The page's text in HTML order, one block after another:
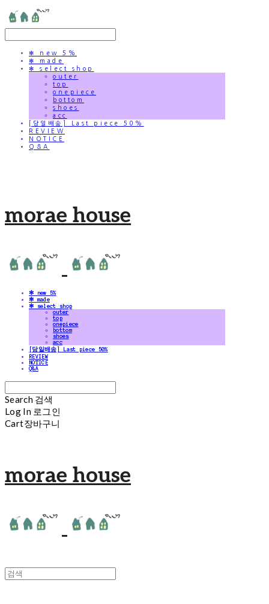
✻ new 5%
✻ made
✻ select shop
outer
top
onepiece
bottom
shoes
acc
[당일배송] Last piece 50%
REVIEW
NOTICE
Q&A
morae house
✻ new 5%
✻ made
✻ select shop
outer
top
onepiece
bottom
shoes
acc
[당일배송] Last piece 50%
REVIEW
NOTICE
Q&A
Search 검색
Log In 로그인
Cart장바구니
morae house